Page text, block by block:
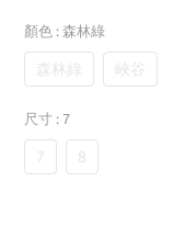
顏色 : 森林綠
森林綠 峽谷
尺寸 : 7
7 8